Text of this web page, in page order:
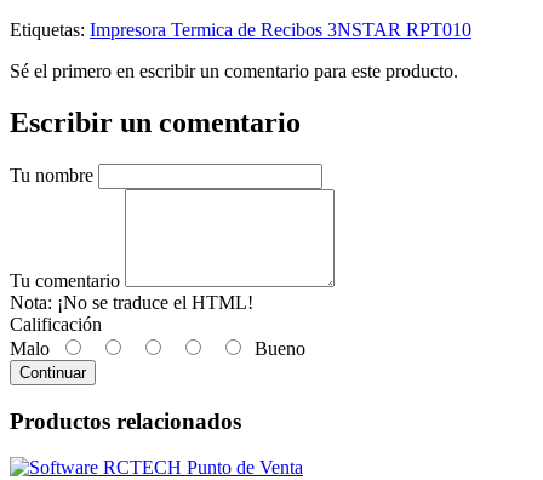
Etiquetas: Impresora Termica de Recibos 3NSTAR RPT010
Sé el primero en escribir un comentario para este producto.
Escribir un comentario
Tu nombre
Tu comentario
Nota: ¡No se traduce el HTML!
Calificación
Malo
Bueno
Continuar
Productos relacionados